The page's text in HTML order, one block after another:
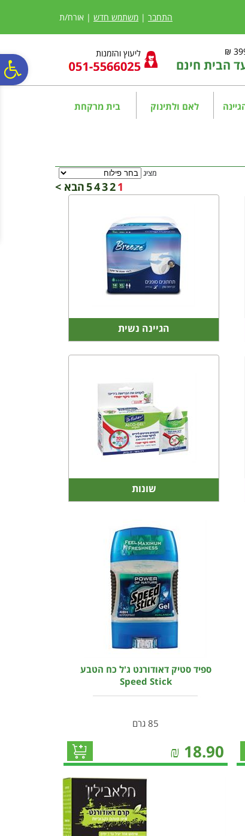
נגישות
אתר
המרכזי התחבר | משתמש חדש | אורח/ת
הבית חינם
ליעוץ והזמנות
לאם ולתינוק בית מרקחת
מציג
1
2
3
4
5הבא >
הגיינה נשית
שונות
ספיד סטיק דאודורנט ג'ל כח הטבע
Speed Stick
85 גרם
18.90
₪